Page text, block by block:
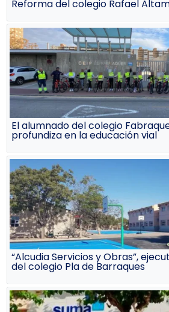
Reforma del colegio Rafael
El alumnado del colegio
profundiza en la educación vial
“Alcudia Servicios y Obras”,
del colegio Pla de Barraques